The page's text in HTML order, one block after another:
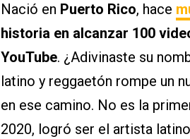
Nació en Puerto Rico, hace
historia en alcanzar 100
YouTube. ¿Adivinaste su
latino y reggaetón rompe un
en ese camino. No es la
2020, logró ser el artista